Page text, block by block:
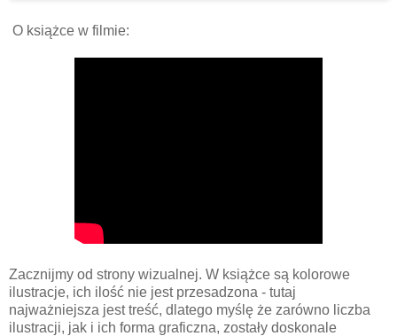
O książce w filmie:
Zacznijmy od strony wizualnej. W książce są kolorowe
ilustracje, ich ilość nie jest przesadzona - tutaj
najważniejsza jest treść, dlatego myślę że zarówno liczba
ilustracji, jak i ich forma graficzna, zostały doskonale